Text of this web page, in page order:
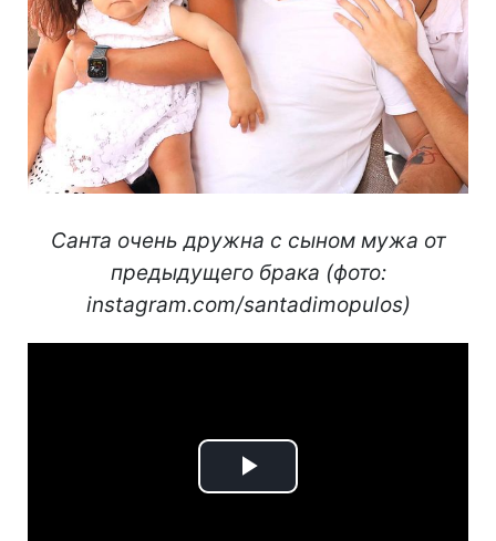
Санта очень дружна с сыном мужа от
предыдущего брака (фото:
instagram.com/santadimopulos)
Play